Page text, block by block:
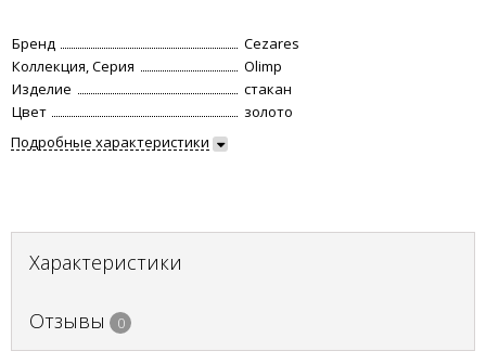
Бренд
Cezares
Коллекция, Серия
Olimp
Изделие
стакан
Цвет
золото
Подробные характеристики
Характеристики
Отзывы 0